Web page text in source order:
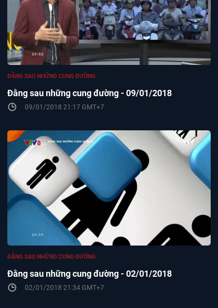
Đằng sau những cung đường - 09/01/2018
ĐẰNG SAU NHỮNG CUNG ĐƯỜNG
09/01/2018 21:17 GMT+7
Đằng sau những cung đường - 02/01/2018
ĐẰNG SAU NHỮNG CUNG ĐƯỜNG
02/01/2018 21:34 GMT+7